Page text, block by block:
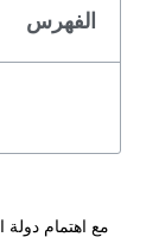
الفهرس
مع اهتمام دولة